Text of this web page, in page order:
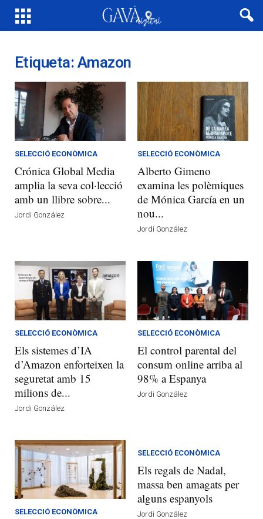
Etiqueta: Amazon
SELECCIÓ ECONÒMICA
Crónica Global Media
amplia la seva col·lecció
amb un llibre sobre...
Jordi González
SELECCIÓ ECONÒMICA
Alberto Gimeno
examina les polèmiques
de Mónica García en un
nou...
Jordi González
SELECCIÓ ECONÒMICA
Els sistemes d’IA
d’Amazon enforteixen la
seguretat amb 15
milions de...
Jordi González
SELECCIÓ ECONÒMICA
El control parental del
consum online arriba al
98% a Espanya
Jordi González
SELECCIÓ ECONÒMICA
SELECCIÓ ECONÒMICA
Els regals de Nadal,
massa ben amagats per
alguns espanyols
Jordi González